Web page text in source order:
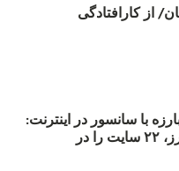
از کارافتادگی
مبارزه با سانسور در اینترنت:
#آزادی هم‌آیند گزارشگران‌ بدون مرز، ۲۲ سایت را در